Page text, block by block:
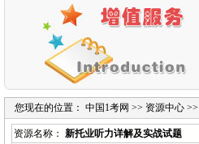
您现在的位置： 中国1考网 >> 资源中心>>
资源名称： 新托业听力详解及实战试题